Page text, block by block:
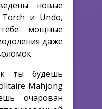
новые
и Undo,
мощные
даже
ты будешь
Mahjong
очарован